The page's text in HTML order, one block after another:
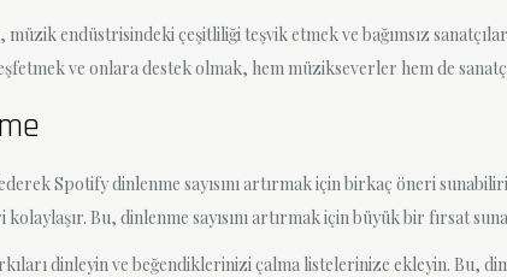
endüstrisindeki çeşitliliği teşvik etmek ve bağımsız
ve onlara destek olmak, hem müzikseverler hem de
Spotify dinlenme sayısını artırmak için birkaç öneri
Bu, dinlenme sayısını artırmak için büyük bir fırsat
dinleyin ve beğendiklerinizi çalma listelerinize ekleyin. Bu,